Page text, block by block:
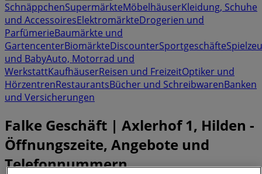
SchnäppchenSupermärkteMöbelhäuserKleidung, Schuhe
und AccessoiresElektromärkteDrogerien und
ParfümerieBaumärkte und
GartencenterBiomärkteDiscounterSportgeschäfte
und BabyAuto, Motorrad und
WerkstattKaufhäuserReisen und FreizeitOptiker und
HörzentrenRestaurantsBücher und SchreibwarenBanken
und Versicherungen
Falke Geschäft | Axlerhof 1, Hilden -
Öffnungszeite, Angebote und
Telefonnummern